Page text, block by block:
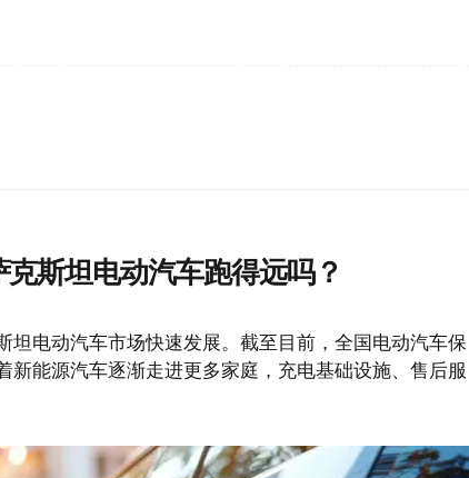
斯坦电动汽车跑得远吗？
坦电动汽车市场快速发展。截至目前，全国电动汽车保
能源汽车逐渐走进更多家庭，充电基础设施、售后服